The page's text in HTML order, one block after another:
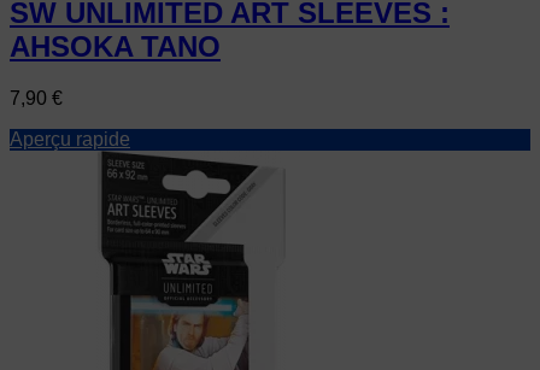
SW UNLIMITED ART SLEEVES :
AHSOKA TANO
Prix
7,90 €
Aperçu rapide